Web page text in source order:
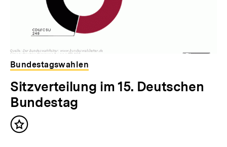
Bundestagswahlen
Sitzverteilung im 15. Deutschen
Bundestag
Inhalt